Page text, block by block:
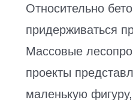
Относительно
придерживаться
Массовые
проекты
маленькую